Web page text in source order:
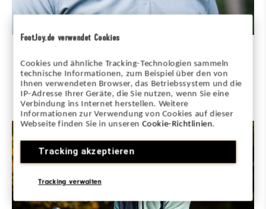
FootJoy.de verwendet Cookies
Cookies und ähnliche Tracking-Technologien sammeln
technische Informationen, zum Beispiel über den von
Ihnen verwendeten Browser, das Betriebssystem und die
IP-Adresse Ihrer Geräte, die Sie nutzen, wenn Sie eine
Verbindung ins Internet herstellen. Weitere
Informationen zur Verwendung von Cookies auf dieser
Webseite finden Sie in unserenCookie-Richtlinien.
Tracking akzeptieren
Tracking verwalten
Zweite Verteidigungslinie
ThermoSeries-Midlayer sind leicht und ideal zum
Schichten. Sie bestehen aus leistungsstarken Stretch-
Materialien, die vielseitigen Schutz vor den Elementen
bieten, wenn sich die Bedingungen ändern.